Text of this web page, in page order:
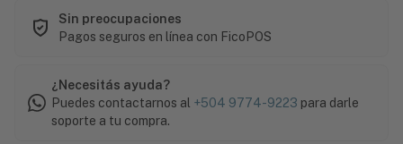
Sin preocupaciones
Pagos seguros en línea con FicoPOS
¿Necesitás ayuda?
Puedes contactarnos al +504 9774-9223 para darle
soporte a tu compra.